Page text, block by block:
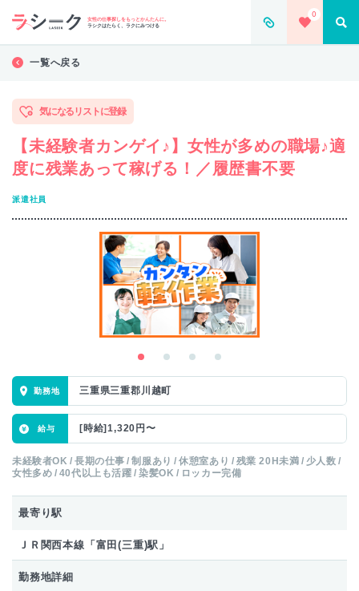
女性の仕事探しをもっとかんたんに。
ラシクはたらく、ラクにみつける
0
一覧へ戻る
気になるリストに登録
【未経験者カンゲイ♪】女性が多めの職場♪適
度に残業あって稼げる！／履歴書不要
派遣社員
三重県三重郡川越町
[時給]1,320円〜
未経験者OK 長期の仕事 制服あり 休憩室あり 残業 20H未満
少人数
女性多め
40代以上も活躍 染髪OK ロッカー完備
最寄り駅
ＪＲ関西本線「富田(三重)駅」
勤務地詳細